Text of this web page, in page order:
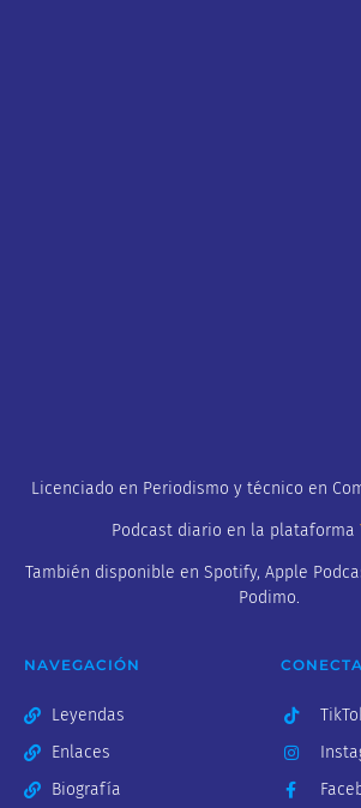
Licenciado en Periodismo y técnico en
Podcast diario en la plataforma
También disponible en Spotify, Apple
Podimo.
NAVEGACIÓN
Leyendas
Enlaces
Biografía